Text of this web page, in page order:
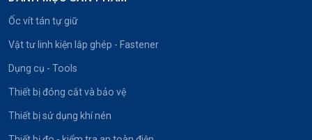
Ốc vít tán tự giữ
Vật tư linh kiện lắp ghép - Fastener
Dụng cụ - Tools
Thiết bị đóng cắt và bảo vệ
Thiết bị sử dụng khí nén